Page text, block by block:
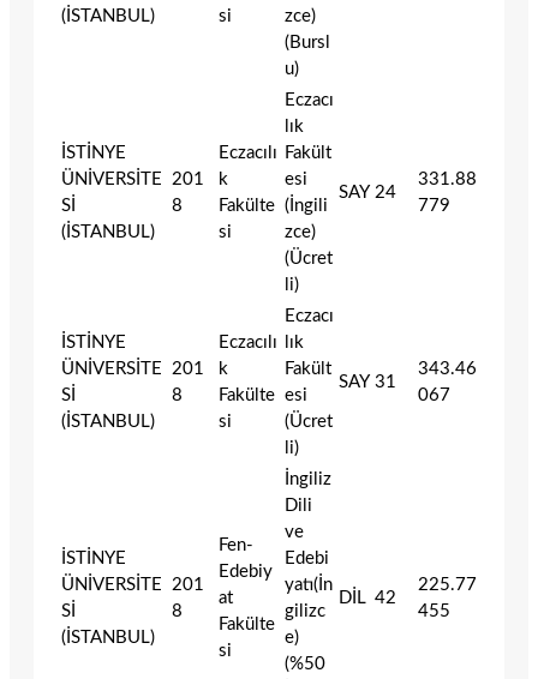
(İSTANBUL)
si
zce)
(Bursl
u)
İSTİNYE
ÜNİVERSİTE
Sİ
(İSTANBUL)
201
8
Eczacılı
k
Fakülte
si
Eczacı
lık
Fakült
esi
(İngili
zce)
(Ücret
li)
SAY 24
331.88
779
İSTİNYE
ÜNİVERSİTE
Sİ
(İSTANBUL)
201
8
Eczacılı
k
Fakülte
si
Eczacı
lık
Fakült
esi
(Ücret
li)
SAY 31
343.46
067
İSTİNYE
ÜNİVERSİTE
Sİ
(İSTANBUL)
201
8
Fen-
Edebiy
at
Fakülte
si
İngiliz
Dili
ve
Edebi
yatı(İn
gilizc
e)
(%50
DİL 42
225.77
455